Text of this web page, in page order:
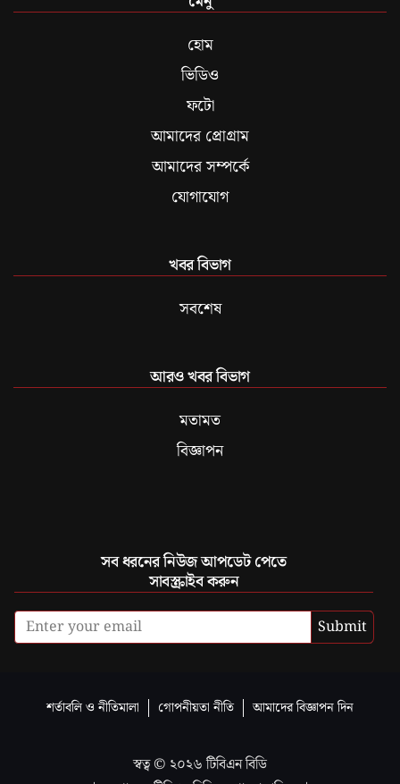
হোম
ভিডিও
ফটো
আমাদের প্রোগ্রাম
আমাদের সম্পর্কে
যোগাযোগ
খবর বিভাগ
সবশেষ
আরও খবর বিভাগ
মতামত
বিজ্ঞাপন
সব ধরনের নিউজ আপডেট পেতে
সাবস্ক্রাইব করুন
Submit
শর্তাবলি ও নীতিমালা গোপনীয়তা নীতি আমাদের বিজ্ঞাপন দিন
স্বত্ব © ২০২৬ টিবিএন বিডি